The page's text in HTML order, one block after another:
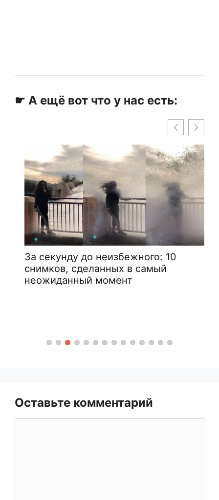
☛ А ещё вот что у нас есть:
За секунду до неизбежного: 10
снимков, сделанных в самый
неожиданный момент
Оставьте комментарий